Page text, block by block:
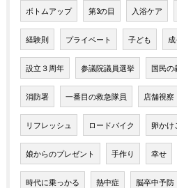
ボトムアップ 第3の目 入浴ケア
経験則 プライベート 子ども
設立３周年 参議院議員選挙 国民の
消防署 一番目の救急隊員 店舗視察
リフレッシュ ロードバイク 卵かけ
娘からのプレゼント 手作り 幸せ
時代に乗っかる 熱中症 脳卒中予防